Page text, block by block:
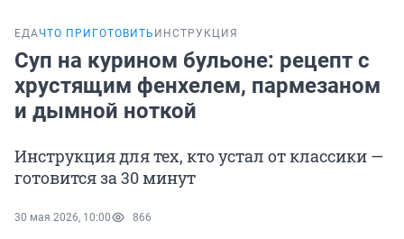
ЕДАЧТО ПРИГОТОВИТЬ ИНСТРУКЦИЯ
Суп на курином бульоне: рецепт с
хрустящим фенхелем, пармезаном
и дымной ноткой
Инструкция для тех, кто устал от классики —
готовится за 30 минут
30 мая 2026, 10:00 866